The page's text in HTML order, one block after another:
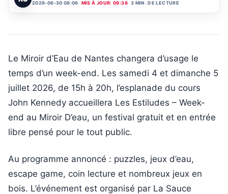
2026-06-30 08:06 MIS À JOUR: 09:38 3 MIN. DE LECTURE
Le Miroir d’Eau de Nantes changera d’usage le
temps d’un week-end. Les samedi 4 et dimanche 5
juillet 2026, de 15h à 20h, l’esplanade du cours
John Kennedy accueillera Les Estiludes – Week-
end au Miroir D’eau, un festival gratuit et en entrée
libre pensé pour le tout public.
Au programme annoncé : puzzles, jeux d’eau,
escape game, coin lecture et nombreux jeux en
bois. L’événement est organisé par La Sauce